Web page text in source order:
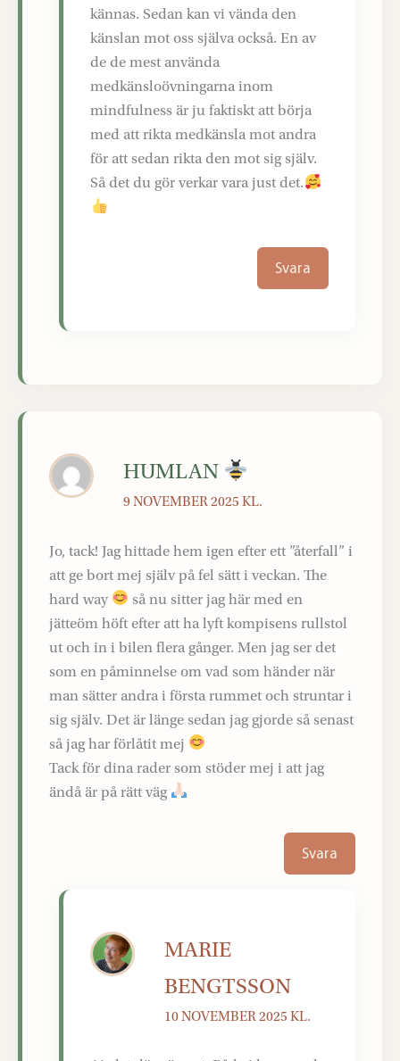
kännas. Sedan kan vi vända den
känslan mot oss själva också. En av
de de mest använda
medkänsloövningarna inom
mindfulness är ju faktiskt att börja
med att rikta medkänsla mot andra
för att sedan rikta den mot sig själv.
Så det du gör verkar vara just det.
Svara
HUMLAN
9 NOVEMBER 2025 KL.
Jo, tack! Jag hittade hem igen efter ett ”återfall” i
att ge bort mej själv på fel sätt i veckan. The
hard way
så nu sitter jag här med en
jätteöm höft efter att ha lyft kompisens rullstol
ut och in i bilen flera gånger. Men jag ser det
som en påminnelse om vad som händer när
man sätter andra i första rummet och struntar i
sig själv. Det är länge sedan jag gjorde så senast
så jag har förlåtit mej
Tack för dina rader som stöder mej i att jag
ändå är på rätt väg
Svara
MARIE
BENGTSSON
10 NOVEMBER 2025 KL.